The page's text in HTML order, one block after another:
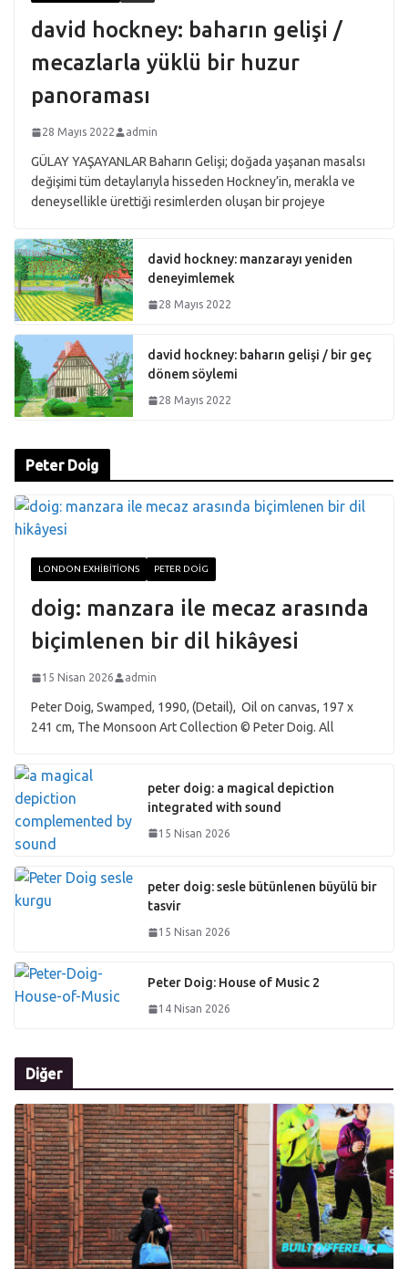
david hockney: baharın gelişi /
mecazlarla yüklü bir huzur
panoraması
28 Mayıs 2022 admin
GÜLAY YAŞAYANLAR Baharın Gelişi; doğada yaşanan masalsı
değişimi tüm detaylarıyla hisseden Hockney’in, merakla ve
deneysellikle ürettiği resimlerden oluşan bir projeye
david hockney: manzarayı yeniden
deneyimlemek
28 Mayıs 2022
david hockney: baharın gelişi / bir geç
dönem söylemi
28 Mayıs 2022
Peter Doig
LONDON EXHIBITIONS PETER DOIG
doig: manzara ile mecaz arasında
biçimlenen bir dil hikâyesi
15 Nisan 2026 admin
Peter Doig, Swamped, 1990, (Detail), Oil on canvas, 197 x
241 cm, The Monsoon Art Collection © Peter Doig. All
peter doig: a magical depiction
integrated with sound
15 Nisan 2026
peter doig: sesle bütünlenen büyülü bir
tasvir
15 Nisan 2026
Peter Doig: House of Music 2
14 Nisan 2026
Diğer